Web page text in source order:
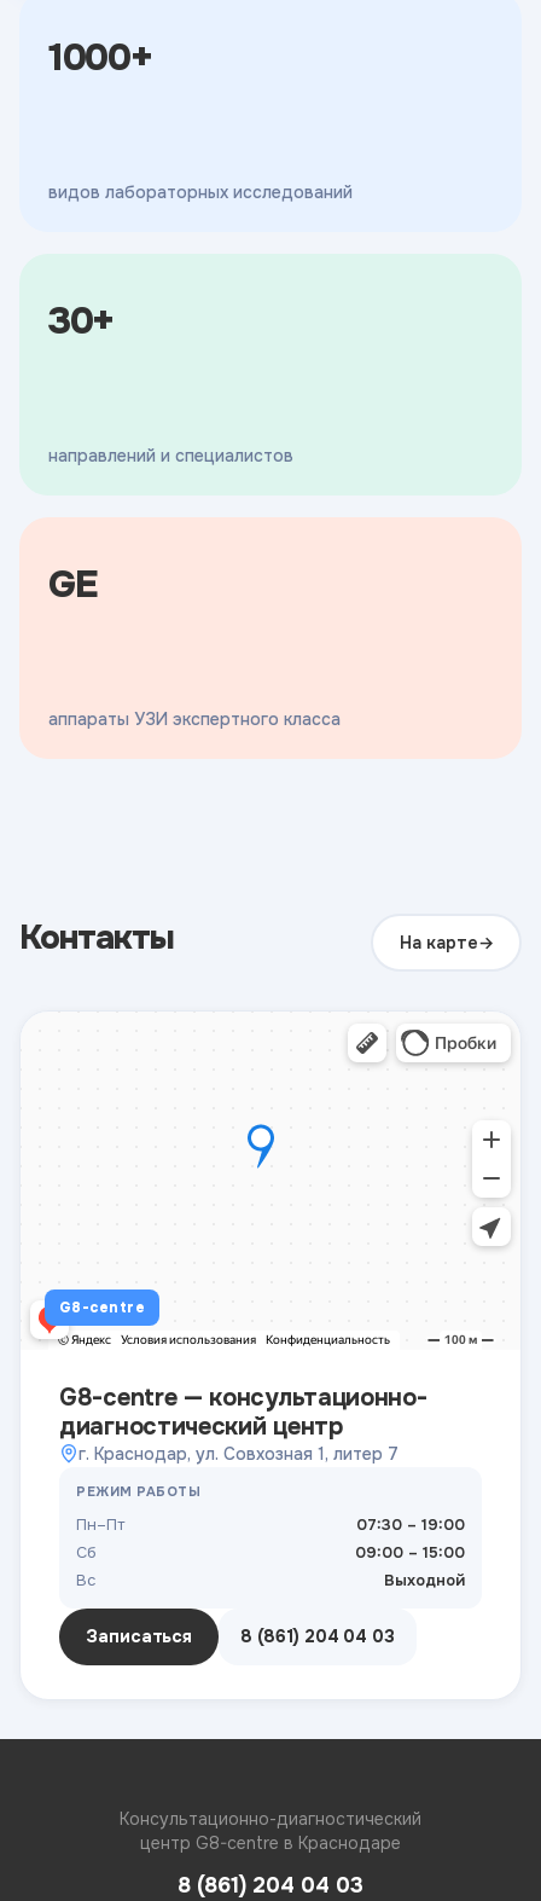
1000+
видов лабораторных исследований
30+
направлений и специалистов
GE
аппараты УЗИ экспертного класса
Контакты На карте
G8-centre
G8-centre — консультационно-
диагностический центр
г. Краснодар, ул. Совхозная 1, литер 7
РЕЖИМ РАБОТЫ
Пн–Пт
07:30 – 19:00
Сб
09:00 – 15:00
Вс
Выходной
Записаться 8 (861) 204 04 03
Консультационно-диагностический
центр G8-centre в Краснодаре
8 (861) 204 04 03